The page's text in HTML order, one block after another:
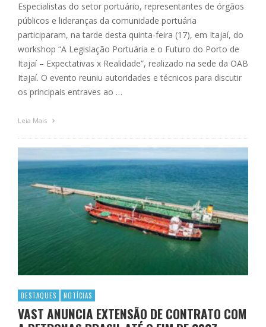
Especialistas do setor portuário, representantes de órgãos
públicos e lideranças da comunidade portuária
participaram, na tarde desta quinta-feira (17), em Itajaí, do
workshop “A Legislação Portuária e o Futuro do Porto de
Itajaí – Expectativas x Realidade”, realizado na sede da OAB
Itajaí. O evento reuniu autoridades e técnicos para discutir
os principais entraves ao …
Leia Mais
DESTAQUES NOTÍCIAS
VAST ANUNCIA EXTENSÃO DE CONTRATO COM